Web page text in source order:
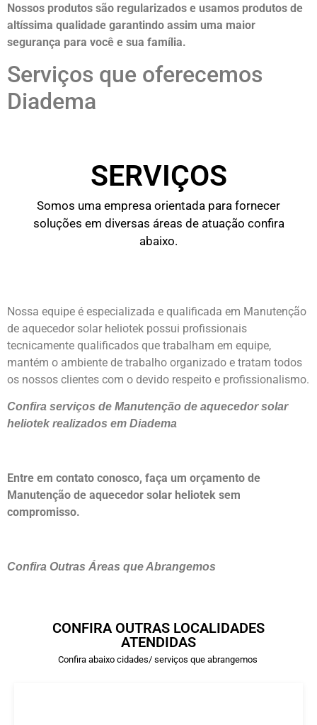
Nossos produtos são regularizados e usamos produtos de
altíssima qualidade garantindo assim uma maior
segurança para você e sua família.
Serviços que oferecemos
Diadema
SERVIÇOS
Somos uma empresa orientada para fornecer
soluções em diversas áreas de atuação confira
abaixo.
Nossa equipe é especializada e qualificada em Manutenção
de aquecedor solar heliotek possui profissionais
tecnicamente qualificados que trabalham em equipe,
mantém o ambiente de trabalho organizado e tratam todos
os nossos clientes com o devido respeito e profissionalismo.
Confira serviços de Manutenção de aquecedor solar
heliotek realizados em Diadema
Entre em contato conosco, faça um orçamento de
Manutenção de aquecedor solar heliotek sem
compromisso.
Confira Outras Áreas que Abrangemos
CONFIRA OUTRAS LOCALIDADES
ATENDIDAS
Confira abaixo cidades/ serviços que abrangemos